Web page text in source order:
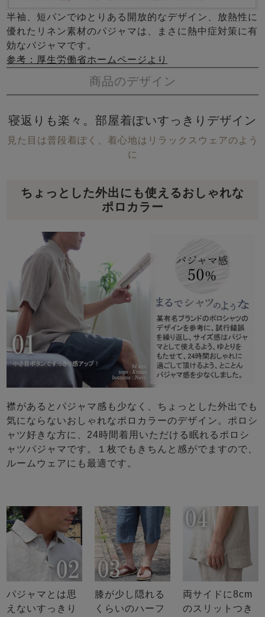
半袖、短パンでゆとりある開放的なデザイン、放熱性に
優れたリネン素材のパジャマは、まさに熱中症対策に有
効なパジャマです。
参考：厚生労働省ホームページより
商品のデザイン
寝返りも楽々。部屋着ぽいすっきりデザイン
見た目は普段着ぽく、着心地はリラックスウェアのよう
に
ちょっとした外出にも使えるおしゃれな
ポロカラー
襟があるとパジャマ感も少なく、ちょっとした外出でも
気にならないおしゃれなポロカラーのデザイン。ポロシ
ャツ好きな方に、24時間着用いただける眠れるポロシ
ャツパジャマです。１枚でもきちんと感がでますので、
ルームウェアにも最適です。
パジャマとは思
えないすっきり
膝が少し隠れる
くらいのハーフ
両サイドに8cm
のスリットつき